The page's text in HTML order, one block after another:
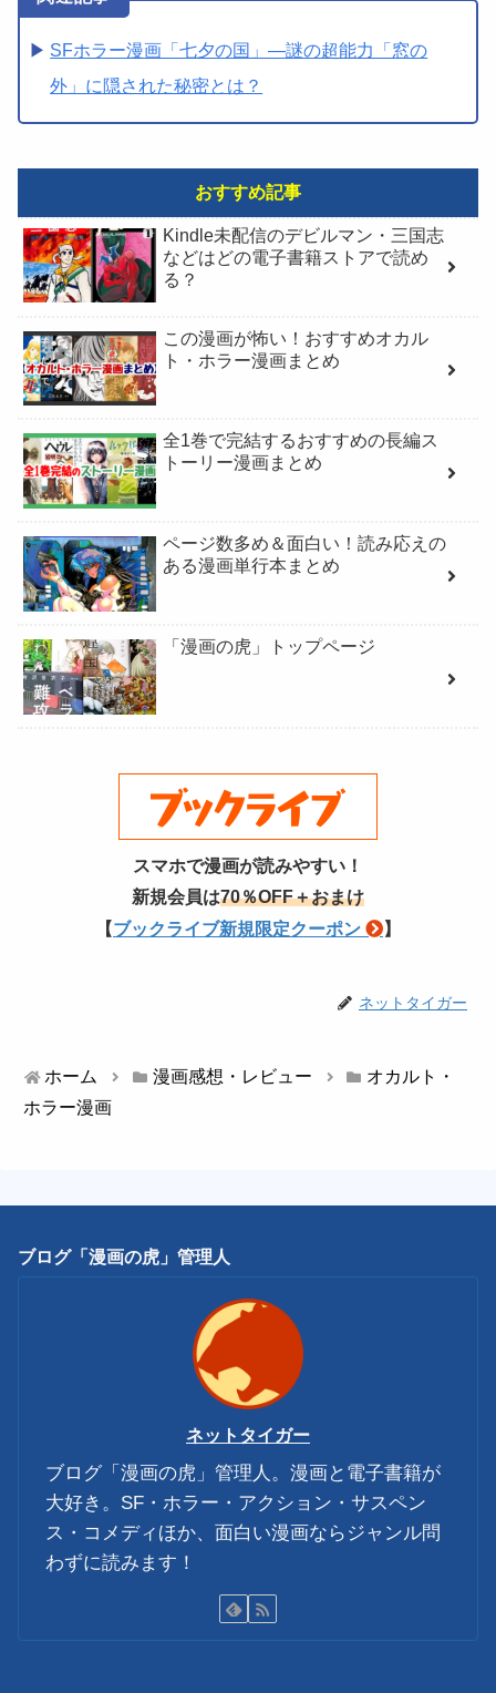
SFホラー漫画「七夕の国」―謎の超能力「窓の
外」に隠された秘密とは？
おすすめ記事
Kindle未配信のデビルマン・三国志
などはどの電子書籍ストアで読め
る？
この漫画が怖い！おすすめオカル
ト・ホラー漫画まとめ
全1巻で完結するおすすめの長編ス
トーリー漫画まとめ
ページ数多め＆面白い！読み応えの
ある漫画単行本まとめ
「漫画の虎」トップページ
スマホで漫画が読みやすい！
新規会員は70％OFF＋おまけ
【ブックライブ新規限定クーポン 】
ネットタイガー
ホーム 漫画感想・レビュー
オカルト・
ホラー漫画
ブログ「漫画の虎」管理人
ネットタイガー
ブログ「漫画の虎」管理人。漫画と電子書籍が
大好き。SF・ホラー・アクション・サスペン
ス・コメディほか、面白い漫画ならジャンル問
わずに読みます！